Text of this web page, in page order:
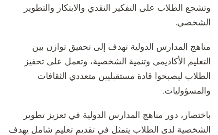
وتشجع الطلاب على التفكير النقدي والابتكار والتطوير
الشخصي.
مناهج المدارس الدولية تهدف إلى تحقيق توازن بين
التعليم الأكاديمي وتنمية الشخصية، وتعمل على تحفيز
الطلاب ليصبحوا قادة مستقبليين متعددي الثقافات
والمسؤوليات.
باختصار، دور مناهج المدارس الدولية في تعزيز تطوير
الشخصية لدى الطلاب يتمثل في تقديم تعليم شامل يهدف